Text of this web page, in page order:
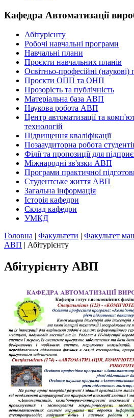
Кафедра Автоматизації
Абітурієнту
Робочі навчальні програми
Навчальні плани
Проєкти навчальних планів
Освітньо-професійні (наукові)
Проєкти ОПП та ОНП
Прозорість та публічність
Матеріальна база АВП
Наукова робота АВП
Центр автоматизації та
технологій
Підвищення кваліфікації
Позааудиторна робота
Філії та пропозиції для
Міжнародні зв'язки АВП
Програми практичної
Студентське життя АВП
Загальна інформація
Історія кафедри
Склад кафедри
УМКД
Головна | Факультети | Факультет
АВП | Абітурієнту
Абітурієнту АВП